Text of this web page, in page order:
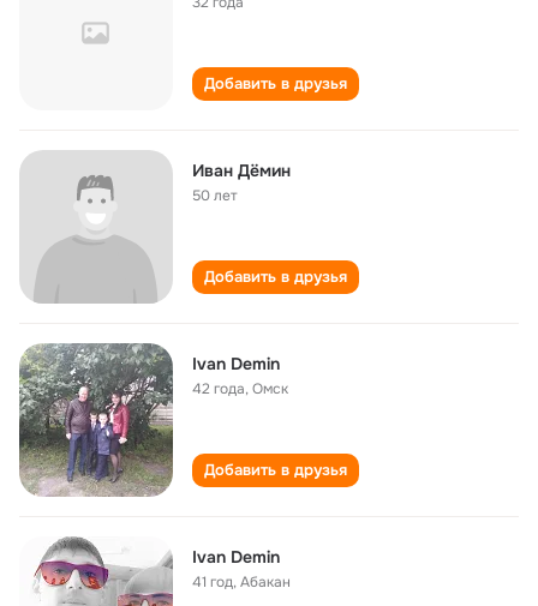
Добавить в друзья
Иван Дёмин
50 лет
Добавить в друзья
Ivan Demin
42 года,Омск
Добавить в друзья
Ivan Demin
41 год,Абакан